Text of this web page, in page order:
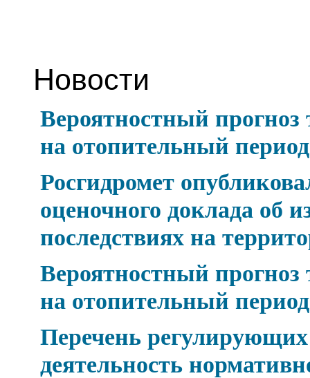
Новости
Вероятностный
на отопительный
Росгидромет
оценочного доклада об
последствиях на
Вероятностный
на отопительный
Перечень
деятельность